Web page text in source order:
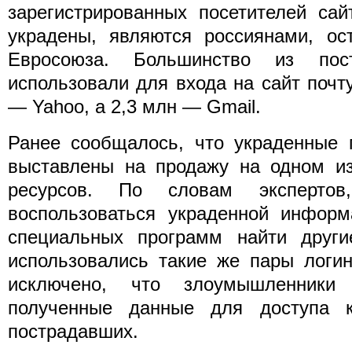
зарегистрированных посетителей
украдены, являются россиянами,
Евросоюза. Большинство из
использовали для входа на сайт
— Yahoo, а 2,3 млн — Gmail.
Ранее сообщалось, что украденные
выставлены на продажу на одном
ресурсов. По словам
воспользоваться украденной
специальных программ найти
использовались такие же пары
исключено, что злоумышленники
полученные данные для доступа
пострадавших.